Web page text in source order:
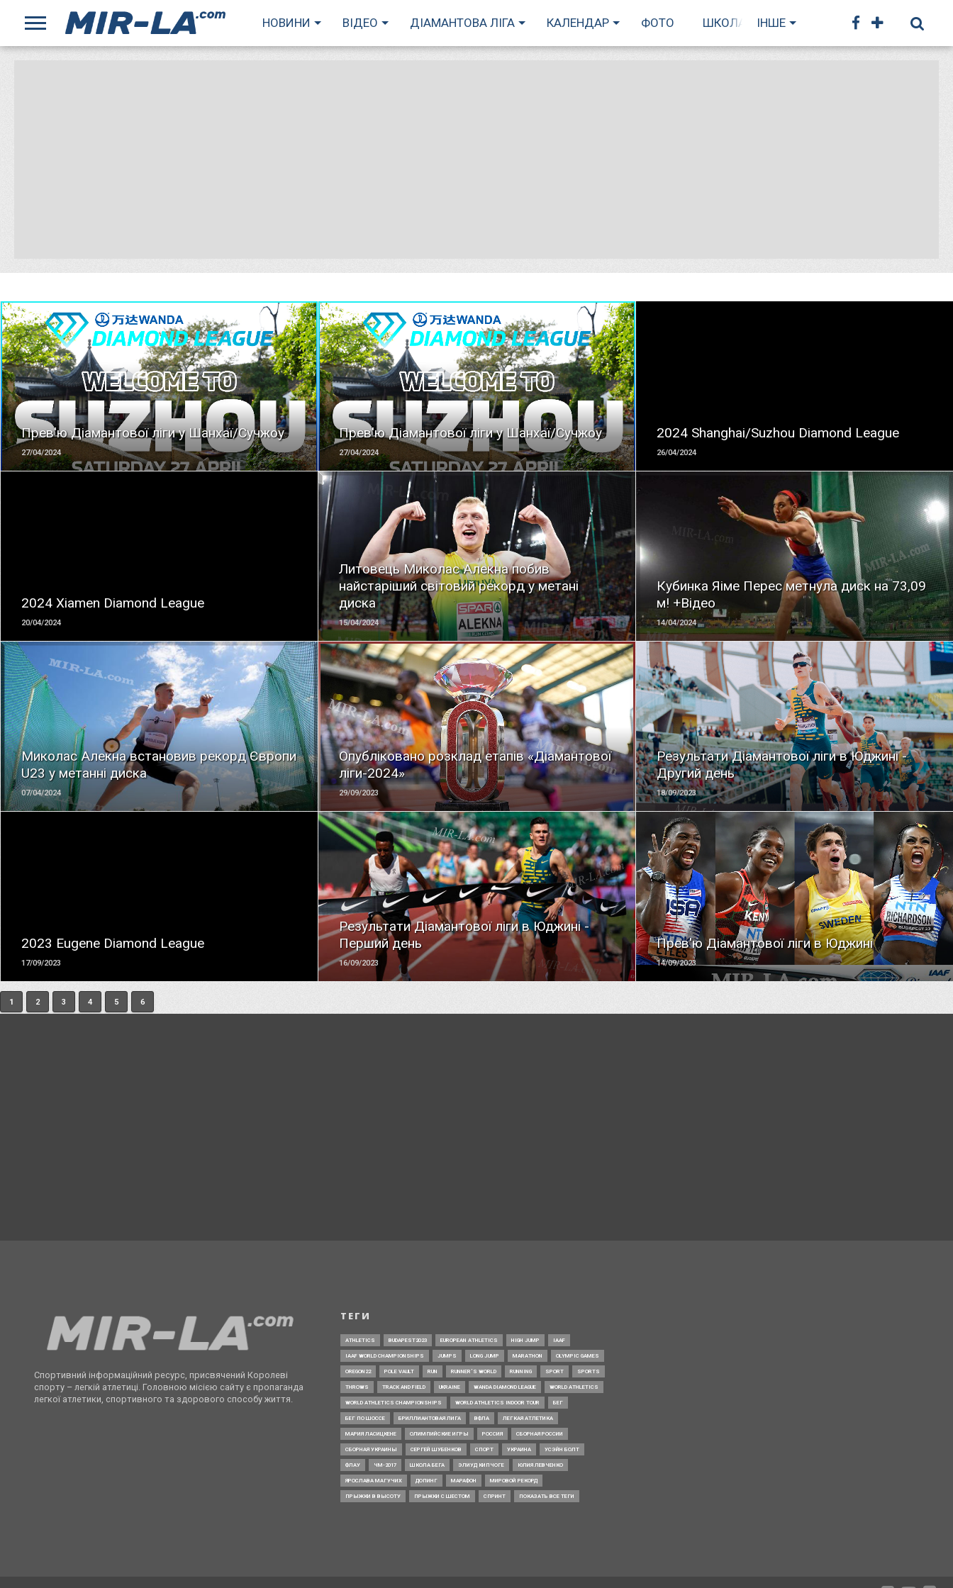
НОВИНИ ВІДЕО ДІАМАНТОВА ЛІГА КАЛЕНДАР ФОТО ШКОЛА БІГУ
ІНШЕ
Прев'ю Діамантової ліги у Шанхаї/Сучжоу
27/04/2024
ЧИТАТЬ
Прев'ю Діамантової ліги у Шанхаї/Сучжоу
27/04/2024
ЧИТАТЬ
2024 Shanghai/Suzhou Diamond League
26/04/2024
2024 Xiamen Diamond League
20/04/2024
Литовець Миколас Алекна побив
найстаріший світовий рекорд у метані
диска
15/04/2024
ЧИТАТЬ
Кубинка Яіме Перес метнула диск на 73,09
м! +Відео
14/04/2024
ЧИТАТЬ
Миколас Алекна встановив рекорд Європи
U23 у метанні диска
07/04/2024
ЧИТАТЬ
Опубліковано розклад етапів «Діамантової
ліги-2024»
29/09/2023
ЧИТАТЬ
Результати Діамантової ліги в Юджині -
Другий день
18/09/2023
ЧИТАТЬ
2023 Eugene Diamond League
17/09/2023
Результати Діамантової ліги в Юджині -
Перший день
16/09/2023
ЧИТАТЬ
Прев'ю Діамантової ліги в Юджині
14/09/2023
ЧИТАТЬ
1 2 3 4 5 6
Спортивний інформаційний ресурс, присвячений Королеві
спорту – легкій атлетиці. Головною місією сайту є пропаганда
легкої атлетики, спортивного та здорового способу життя.
ТЕГИ
ATHLETICS BUDAPEST2023 EUROPEAN ATHLETICS HIGH JUMP IAAF
IAAF WORLD CHAMPIONSHIPS JUMPS LONG JUMP MARATHON OLYMPIC GAMES
OREGON22 POLE VAULT RUN RUNNER’S WORLD RUNNING SPORT SPORTS
THROWS TRACK AND FIELD UKRAINE WANDA DIAMOND LEAGUE WORLD ATHLETICS
WORLD ATHLETICS CHAMPIONSHIPS WORLD ATHLETICS INDOOR TOUR БЕГ
БЕГ ПО ШОССЕ БРИЛЛИАНТОВАЯ ЛИГА ВФЛА ЛЕГКАЯ АТЛЕТИКА
МАРИЯ ЛАСИЦКЕНЕ ОЛИМПИЙСКИЕ ИГРЫ РОССИЯ СБОРНАЯ РОССИИ
СБОРНАЯ УКРАИНЫ СЕРГЕЙ ШУБЕНКОВ СПОРТ УКРАИНА УСЭЙН БОЛТ
ФЛАУ ЧМ-2017 ШКОЛА БЕГА ЭЛИУД КИПЧОГЕ ЮЛИЯ ЛЕВЧЕНКО
ЯРОСЛАВА МАГУЧИХ ДОПИНГ МАРАФОН МИРОВОЙ РЕКОРД
ПРЫЖКИ В ВЫСОТУ ПРЫЖКИ С ШЕСТОМ СПРИНТ ПОКАЗАТЬ ВСЕ ТЕГИ